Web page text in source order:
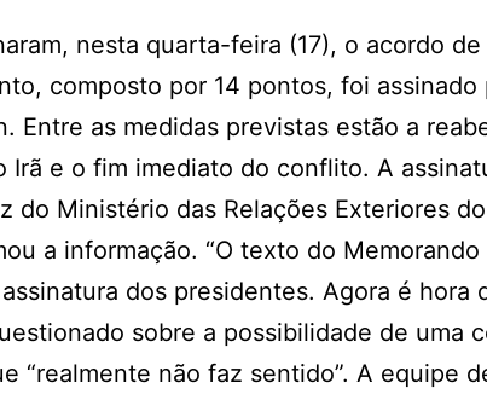
nesta quarta-feira (17), o acordo de
composto por 14 pontos, foi assinado
Entre as medidas previstas estão a
e o fim imediato do conflito. A
Ministério das Relações Exteriores do
a informação. “O texto do Memorando
dos presidentes. Agora é hora
sobre a possibilidade de uma
não faz sentido”. A equipe